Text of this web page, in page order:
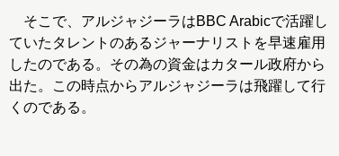
そこで、アルジャジーラはBBC Arabicで活躍し
ていたタレントのあるジャーナリストを早速雇用
したのである。その為の資金はカタール政府から
出た。この時点からアルジャジーラは飛躍して行
くのである。